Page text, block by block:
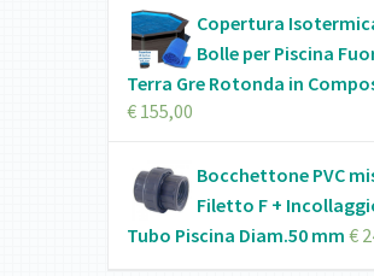
Copertura
Bolle per Piscina
Terra Gre Rotonda in
€155,00
Bocchettone PVC
Filetto F +
Tubo Piscina Diam.50 mm €